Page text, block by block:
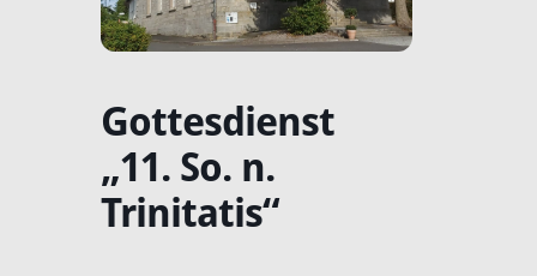
Gottesdienst
„11. So. n.
Trinitatis“